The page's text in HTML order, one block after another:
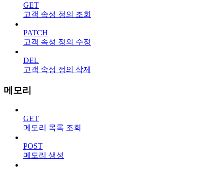
GET
고객 속성 정의 조회
PATCH
고객 속성 정의 수정
DEL
고객 속성 정의 삭제
메모리
GET
메모리 목록 조회
POST
메모리 생성